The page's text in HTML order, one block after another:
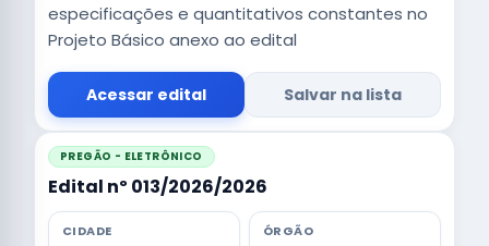
especificações e quantitativos constantes no
Projeto Básico anexo ao edital
Acessar edital Salvar na lista
PREGÃO - ELETRÔNICO
Edital nº 013/2026/2026
CIDADE ÓRGÃO